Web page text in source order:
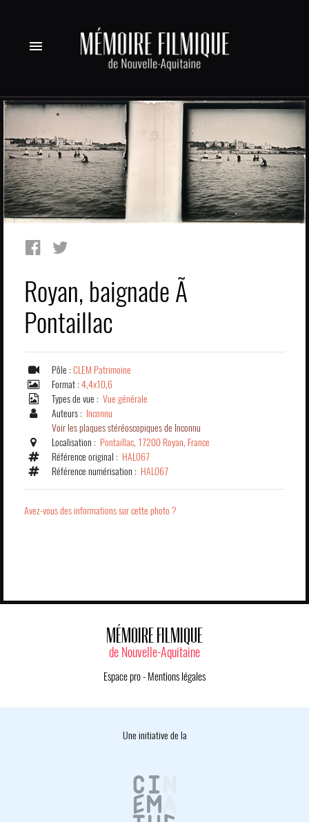
menu
Royan, baignade Ã
Pontaillac
Pôle : CLEM Patrimoine
Format : 4,4x10,6
Types de vue : Vue générale
Auteurs : Inconnu
Voir les plaques stéréoscopiques de Inconnu
Localisation : Pontaillac, 17200 Royan, France
Référence original : HAL067
Référence numérisation : HAL067
Avez-vous des informations sur cette photo ?
MÉMOIRE FILMIQUE
de Nouvelle-Aquitaine
Espace pro- Mentions légales
Une initiative de la